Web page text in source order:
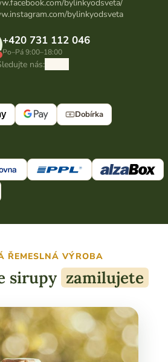
bylinkyodsveta/
bylinkyodsveta
+420 731 112 046
Po–Pá 9:00–18:00
nás:
Dobírka
ŘEMESLNÁ VÝROBA
sirupy zamilujete